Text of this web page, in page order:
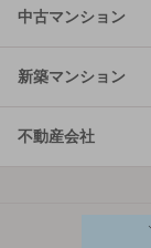
中古マンション
新築マンション
不動産会社